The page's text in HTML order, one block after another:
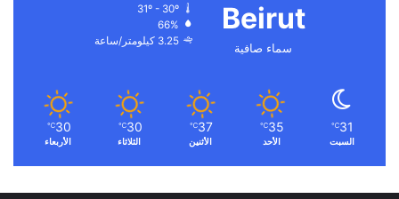
Beirut
سماء صافية
31º - 30º
66%
3.25 كيلومتر/ساعة
31
℃
السبت
35
℃
الأحد
37
℃
الأثنين
30
℃
الثلاثاء
30
℃
الأربعاء